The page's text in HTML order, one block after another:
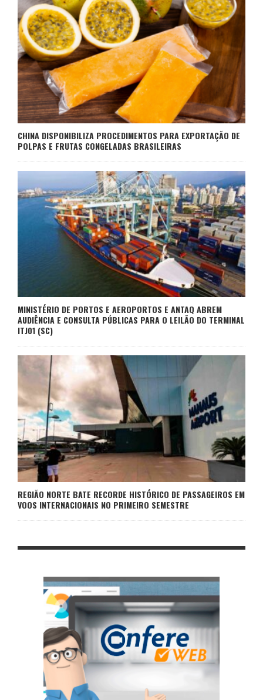
CHINA DISPONIBILIZA PROCEDIMENTOS PARA EXPORTAÇÃO DE
POLPAS E FRUTAS CONGELADAS BRASILEIRAS
MINISTÉRIO DE PORTOS E AEROPORTOS E ANTAQ ABREM
AUDIÊNCIA E CONSULTA PÚBLICAS PARA O LEILÃO DO TERMINAL
ITJ01 (SC)
REGIÃO NORTE BATE RECORDE HISTÓRICO DE PASSAGEIROS EM
VOOS INTERNACIONAIS NO PRIMEIRO SEMESTRE